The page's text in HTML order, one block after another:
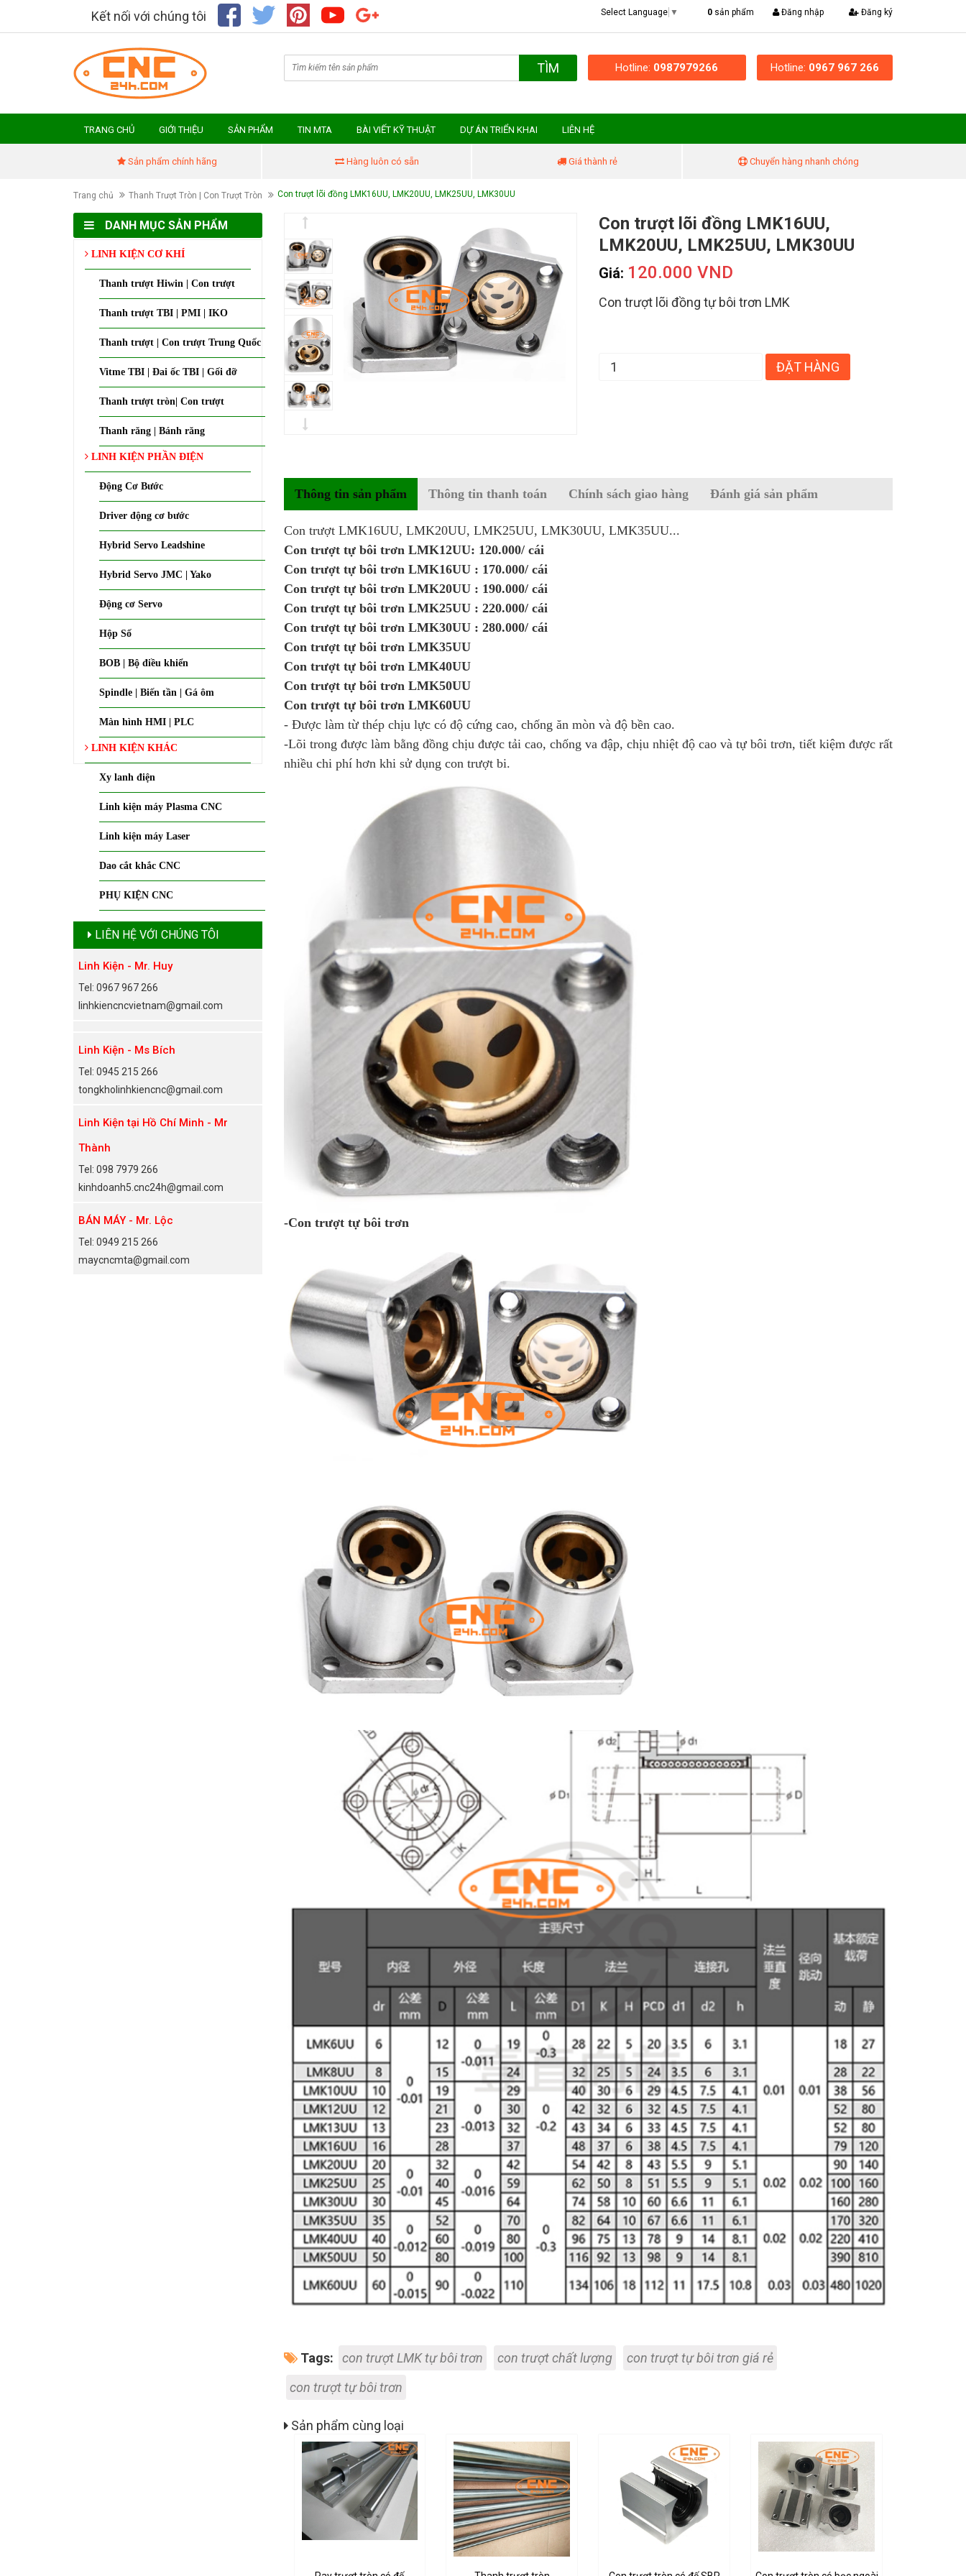
Kết nối với chúng tôi Select Language ▼ 0 sản phẩm Đăng nhập Đăng ký
TÌM Hotline: 0987979266 Hotline: 0967 967 266
TRANG CHỦ GIỚI THIỆU SẢN PHẨM TIN MTA BÀI VIẾT KỸ THUẬT DỰ ÁN TRIỂN KHAI LIÊN HỆ
Sản phẩm chính hãng Hàng luôn có sẵn Giá thành rẻ Chuyển hàng nhanh chóng
Trang chủ Thanh Trượt Tròn | Con Trượt Tròn Con trượt lõi đồng LMK16UU, LMK20UU, LMK25UU, LMK30UU
DANH MỤC SẢN PHẨM
LINH KIỆN CƠ KHÍ
Thanh trượt Hiwin | Con trượt
Thanh trượt TBI | PMI | IKO
Thanh trượt | Con trượt Trung Quốc
Vitme TBI | Đai ốc TBI | Gối đỡ
Thanh trượt tròn| Con trượt
Thanh răng | Bánh răng
LINH KIỆN PHẦN ĐIỆN
Động Cơ Bước
Driver động cơ bước
Hybrid Servo Leadshine
Hybrid Servo JMC | Yako
Động cơ Servo
Hộp Số
BOB | Bộ điều khiển
Spindle | Biến tần | Gá ôm
Màn hình HMI | PLC
LINH KIỆN KHÁC
Xy lanh điện
Linh kiện máy Plasma CNC
Linh kiện máy Laser
Dao cắt khắc CNC
PHỤ KIỆN CNC
LIÊN HỆ VỚI CHÚNG TÔI
Linh Kiện - Mr. Huy
Tel: 0967 967 266
linhkiencncvietnam@gmail.com
Linh Kiện - Ms Bích
Tel: 0945 215 266
tongkholinhkiencnc@gmail.com
Linh Kiện tại Hồ Chí Minh - Mr
Thành
Tel: 098 7979 266
kinhdoanh5.cnc24h@gmail.com
BÁN MÁY - Mr. Lộc
Tel: 0949 215 266
maycncmta@gmail.com
Con trượt lõi đồng LMK16UU,
LMK20UU, LMK25UU, LMK30UU
Giá: 120.000 VND
Con trượt lõi đồng tự bôi trơn LMK
ĐẶT HÀNG
Thông tin sản phẩm Thông tin thanh toán Chính sách giao hàng Đánh giá sản phẩm
Con trượt LMK16UU, LMK20UU, LMK25UU, LMK30UU, LMK35UU...
Con trượt tự bôi trơn LMK12UU: 120.000/ cái
Con trượt tự bôi trơn LMK16UU : 170.000/ cái
Con trượt tự bôi trơn LMK20UU : 190.000/ cái
Con trượt tự bôi trơn LMK25UU : 220.000/ cái
Con trượt tự bôi trơn LMK30UU : 280.000/ cái
Con trượt tự bôi trơn LMK35UU
Con trượt tự bôi trơn LMK40UU
Con trượt tự bôi trơn LMK50UU
Con trượt tự bôi trơn LMK60UU
- Được làm từ thép chịu lực có độ cứng cao, chống ăn mòn và độ bền cao.
-Lõi trong được làm bằng đồng chịu được tải cao, chống va đập, chịu nhiệt độ cao và tự bôi trơn, tiết kiệm được rất
nhiều chi phí hơn khi sử dụng con trượt bi.
-Con trượt tự bôi trơn
Tags: con trượt LMK tự bôi trơn con trượt chất lượng
con trượt tự bôi trơn giá rẻ
con trượt tự bôi trơn
Sản phẩm cùng loại